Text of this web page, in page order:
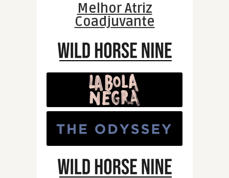
Melhor Atriz
Coadjuvante